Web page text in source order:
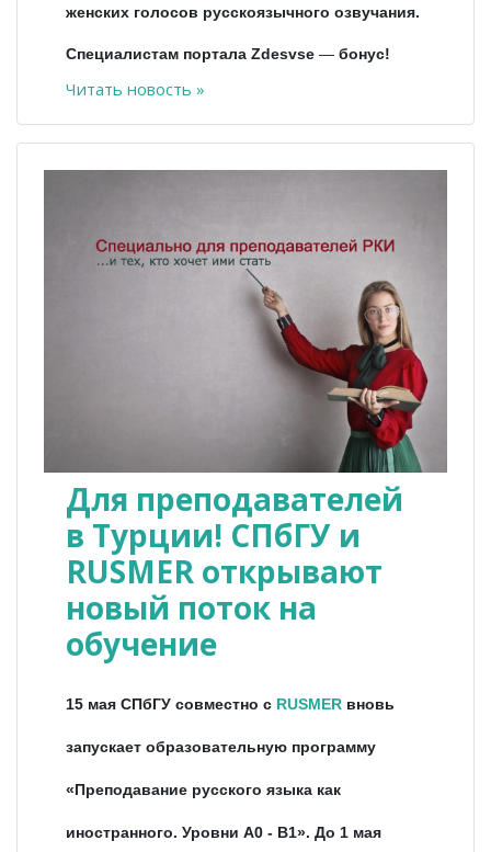
женских голосов русскоязычного озвучания.
Специалистам портала Zdesvse — бонус!
Читать новость »
Для преподавателей
в Турции! СПбГУ и
RUSMER открывают
новый поток на
обучение
15 мая СПбГУ совместно с RUSMER вновь
запускает образовательную программу
«Преподавание русского языка как
иностранного. Уровни А0 - В1». До 1 мая